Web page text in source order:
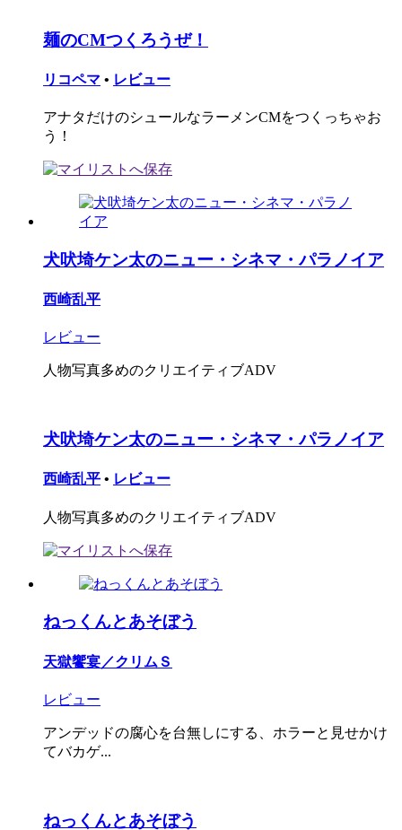
麺のCMつくろうぜ！
リコペマ • レビュー
アナタだけのシュールなラーメンCMをつくっちゃお
う！
犬吠埼ケン太のニュー・シネマ・パラノイア
西崎乱平
レビュー
人物写真多めのクリエイティブADV
犬吠埼ケン太のニュー・シネマ・パラノイア
西崎乱平 • レビュー
人物写真多めのクリエイティブADV
ねっくんとあそぼう
天獄饗宴／クリムＳ
レビュー
アンデッドの腐心を台無しにする、ホラーと見せかけ
てバカゲ...
ねっくんとあそぼう